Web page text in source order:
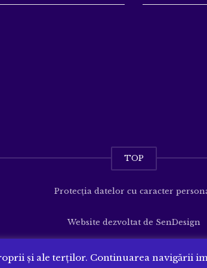
TOP
Protecția datelor cu caracter
Website dezvoltat de SenDesign
și ale terților. Continuarea navigării